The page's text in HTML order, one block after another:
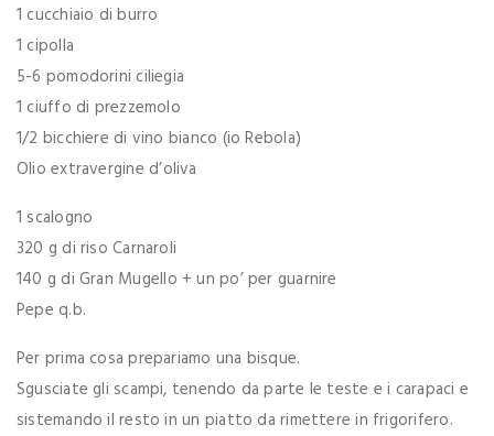
1 cucchiaio di burro
1 cipolla
5-6 pomodorini ciliegia
1 ciuffo di prezzemolo
1/2 bicchiere di vino bianco (io Rebola)
Olio extravergine d’oliva
1 scalogno
320 g di riso Carnaroli
140 g di Gran Mugello + un po’ per guarnire
Pepe q.b.
Per prima cosa prepariamo una bisque.
Sgusciate gli scampi, tenendo da parte le teste e i carapaci e
sistemando il resto in un piatto da rimettere in frigorifero.